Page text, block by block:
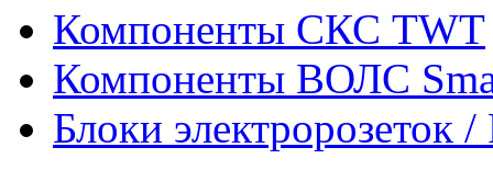
Компоненты СКС TWT
Компоненты ВОЛС
Блоки электророзеток